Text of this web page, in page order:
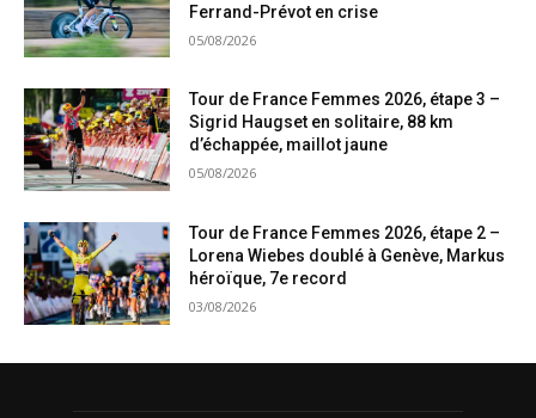
Ferrand-Prévot en crise
05/08/2026
Tour de France Femmes 2026, étape 3 –
Sigrid Haugset en solitaire, 88 km
d’échappée, maillot jaune
05/08/2026
Tour de France Femmes 2026, étape 2 –
Lorena Wiebes doublé à Genève, Markus
héroïque, 7e record
03/08/2026